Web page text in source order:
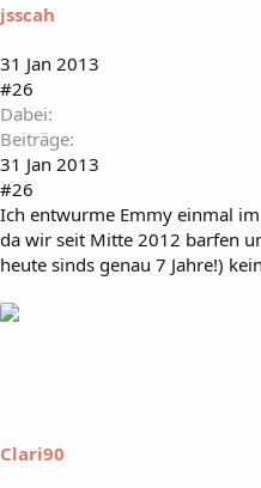
jsscah
31 Jan 2013
#26
Dabei
Beiträge
31 Jan 2013
#26
Ich entwurme Emmy einmal
da wir seit Mitte 2012 barfen
heute sinds genau 7 Jahre!)
Clari90